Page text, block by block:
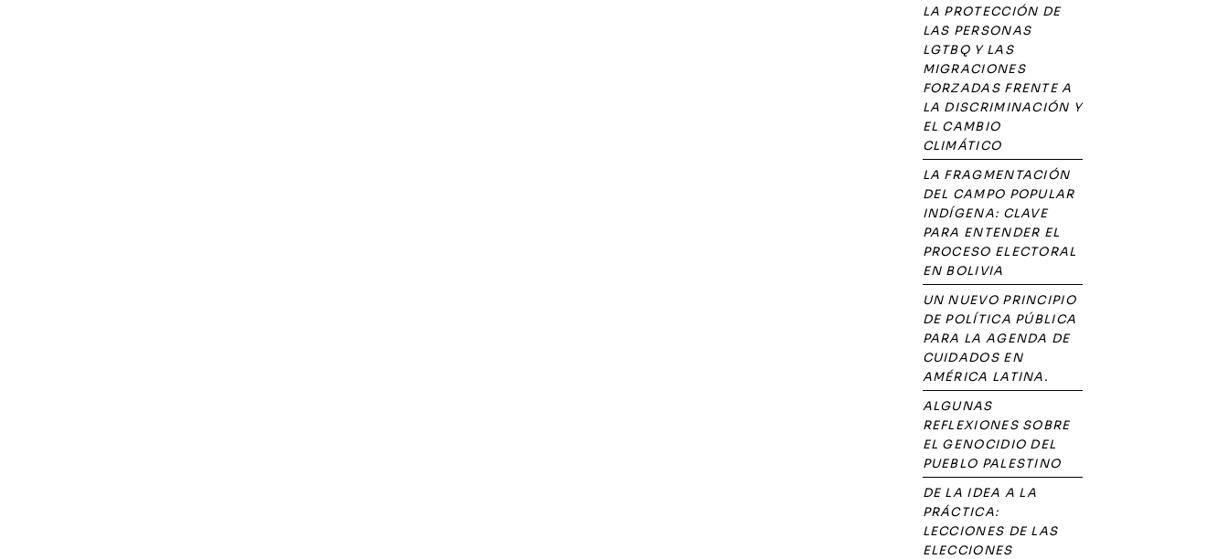
LA PROTECCIÓN DE
LAS PERSONAS
LGTBQ Y LAS
MIGRACIONES
FORZADAS FRENTE A
LA DISCRIMINACIÓN Y
EL CAMBIO
CLIMÁTICO
LA FRAGMENTACIÓN
DEL CAMPO POPULAR
INDÍGENA: CLAVE
PARA ENTENDER EL
PROCESO ELECTORAL
EN BOLIVIA
UN NUEVO PRINCIPIO
DE POLÍTICA PÚBLICA
PARA LA AGENDA DE
CUIDADOS EN
AMÉRICA LATINA.
ALGUNAS
REFLEXIONES SOBRE
EL GENOCIDIO DEL
PUEBLO PALESTINO
DE LA IDEA A LA
PRÁCTICA:
LECCIONES DE LAS
ELECCIONES